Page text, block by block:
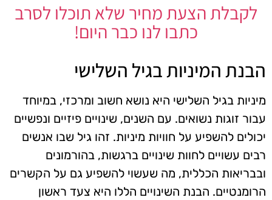
לקבלת הצעת מחיר שלא תוכלו לסרב
כתבו לנו כבר היום!
הבנת המיניות בגיל השלישי
מיניות בגיל השלישי היא נושא חשוב ומרכזי, במיוחד
עבור זוגות נשואים. עם השנים, שינויים פיזיים ונפשיים
יכולים להשפיע על חוויות מיניות. זהו גיל שבו אנשים
רבים עשויים לחוות שינויים ברגשות, בהורמונים
ובבריאות הכללית, מה שעשוי להשפיע גם על הקשרים
הרומנטיים. הבנת השינויים הללו היא צעד ראשון